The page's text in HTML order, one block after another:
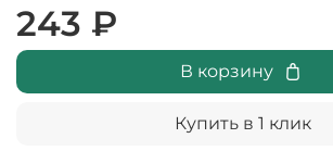
243 ₽
В корзину
Купить в 1 клик